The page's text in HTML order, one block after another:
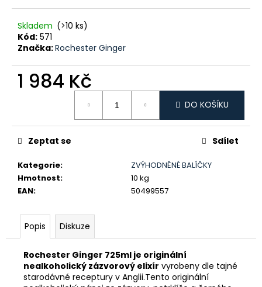
Skladem (>10 ks)
Kód: 571
Značka:Rochester Ginger
1 984 Kč
DO KOŠÍKU
Kategorie:
ZVÝHODNĚNÉ BALÍČKY
Hmotnost:
10 kg
EAN: 50499557
Zeptat se Sdílet
Popis Diskuze
Rochester Ginger 725ml je originální
nealkoholický zázvorový elixír vyrobeny dle tajné
starodávné receptury v Anglii.Tento originální
u
e
m
e
NO-
GIN
0,5L
947
Kč